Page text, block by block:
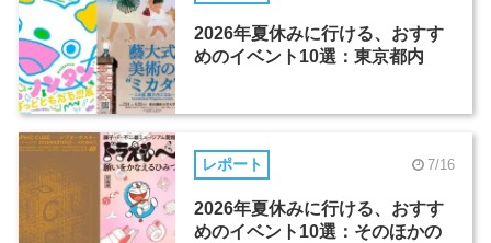
2026年夏休みに行ける、おすす
めのイベント10選：東京都内
レポート 7/16
2026年夏休みに行ける、おすす
めのイベント10選：そのほかの